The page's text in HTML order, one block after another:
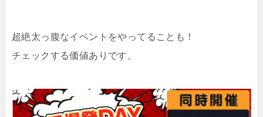
超絶太っ腹なイベントをやってることも！
チェックする価値ありです。